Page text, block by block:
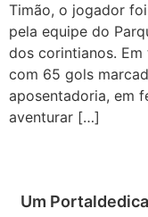
Timão, o jogador
pela equipe do
dos corintianos.
com 65 gols
aposentadoria, em
aventurar […]
Um